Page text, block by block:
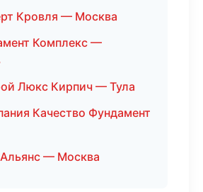
Кровля — Москва
Комплекс —
Люкс Кирпич — Тула
Качество Фундамент
— Москва